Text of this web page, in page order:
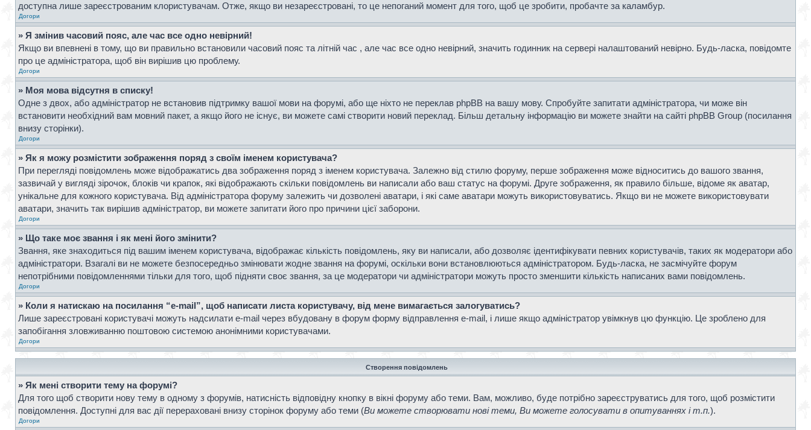
доступна лише зареєстрованим клористувачам. Отже, якщо ви незареєстровані, то це непоганий момент для того, щоб це зробити, пробачте за каламбур.
Догори
» Я змінив часовий пояс, але час все одно невірний!
Якщо ви впевнені в тому, що ви правильно встановили часовий пояс та літній час , але час все одно невірний, значить годинник на сервері налаштований невірно. Будь-ласка, повідомте
про це адміністратора, щоб він вирішив цю проблему.
Догори
» Моя мова відсутня в списку!
Одне з двох, або адміністратор не встановив підтримку вашої мови на форумі, або ще ніхто не переклав phpBB на вашу мову. Спробуйте запитати адміністратора, чи може він
встановити необхідний вам мовний пакет, а якщо його не існує, ви можете самі створити новий переклад. Більш детальну інформацію ви можете знайти на сайті phpBB Group (посилання
внизу сторінки).
Догори
» Як я можу розмістити зображення поряд з своїм іменем користувача?
При перегляді повідомлень може відображатись два зображення поряд з іменем користувача. Залежно від стилю форуму, перше зображення може відноситись до вашого звання,
зазвичай у вигляді зірочок, блоків чи крапок, які відображають скільки повідомлень ви написали або ваш статус на форумі. Друге зображення, як правило більше, відоме як аватар,
унікальне для кожного користувача. Від адміністратора форуму залежить чи дозволені аватари, і які саме аватари можуть використовуватись. Якщо ви не можете використовувати
аватари, значить так вирішив адміністратор, ви можете запитати його про причини цієї заборони.
Догори
» Що таке моє звання і як мені його змінити?
Звання, яке знаходиться під вашим іменем користувача, відображає кількість повідомлень, яку ви написали, або дозволяє ідентифікувати певних користувачів, таких як модератори або
адміністратори. Взагалі ви не можете безпосередньо змінювати жодне звання на форумі, оскільки вони встановлюються адміністратором. Будь-ласка, не засмічуйте форум
непотрібними повідомленнями тільки для того, щоб підняти своє звання, за це модератори чи адміністратори можуть просто зменшити кількість написаних вами повідомлень.
Догори
» Коли я натискаю на посилання “e-mail”, щоб написати листа користувачу, від мене вимагається залогуватись?
Лише зареєстровані користувачі можуть надсилати e-mail через вбудовану в форум форму відправлення e-mail, і лише якщо адміністратор увімкнув цю функцію. Це зроблено для
запобігання зловживанню поштовою системою анонімними користувачами.
Догори
Створення повідомлень
» Як мені створити тему на форумі?
Для того щоб створити нову тему в одному з форумів, натисність відповідну кнопку в вікні форуму або теми. Вам, можливо, буде потрібно зареєструватись для того, щоб розмістити
повідомлення. Доступні для вас дії перераховані внизу сторінок форуму або теми (Ви можете створювати нові теми, Ви можете голосувати в опитуваннях і т.п.).
Догори